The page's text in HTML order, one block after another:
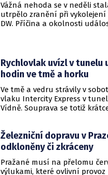
Vážná nehoda se v neděli
utrpělo zranění při vykolejení
DW. Příčina a okolnosti
Rychlovlak uvízl v
hodin ve tmě a horku
Ve tmě a vedru strávily v
vlaku Intercity Express v
Vídně. Souprava se totiž
Železniční dopravu v
odkloněny či zkráceny
Pražané musí na přelomu
výlukami, které ovlivní provoz